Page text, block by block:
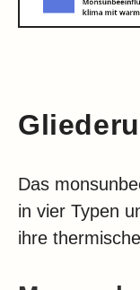
Das
in vier Typen
ihre